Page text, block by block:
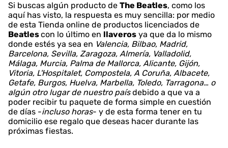
Si buscas algún producto de The Beatles, como los
aquí has visto, la respuesta es muy sencilla: por medio
de esta Tienda online de productos licenciados de
Beatlescon lo último en llaveros ya que da lo mismo
donde estés ya sea en Valencia, Bilbao, Madrid,
Barcelona, Sevilla, Zaragoza, Almería, Valladolid,
Málaga, Murcia, Palma de Mallorca, Alicante, Gijón,
Vitoria, L'Hospitalet, Compostela, A Coruña, Albacete,
Getafe, Burgos, Huelva, Marbella, Toledo, Tarragona… o
algún otro lugar de nuestro paísdebido a que va a
poder recibir tu paquete de forma simple en cuestión
de días -incluso horas- y de esta forma tener en tu
domicilio ese regalo que deseas hacer durante las
próximas fiestas.